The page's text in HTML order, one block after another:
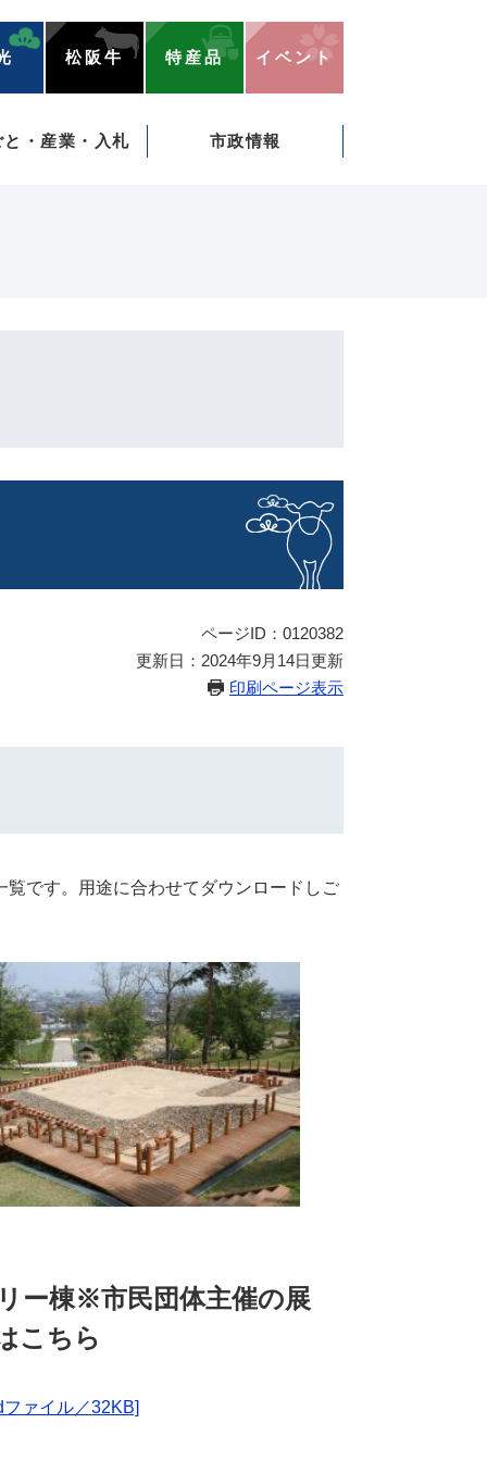
松阪牛 特産品 イベント
と・産業・入札 市政情報
ページID：0120382
更新日：2024年9月14日更新
印刷ページ表示
です。用途に合わせてダウンロードしご
ー棟※市民団体主催の展
こちら
ァイル／32KB]